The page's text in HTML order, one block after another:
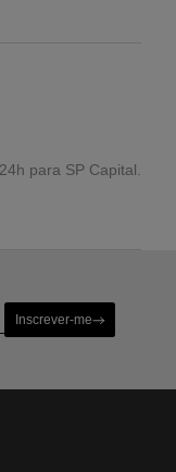
para SP Capital.
Inscrever-me